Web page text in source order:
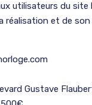
utilisateurs du
réalisation et de son
Gustave